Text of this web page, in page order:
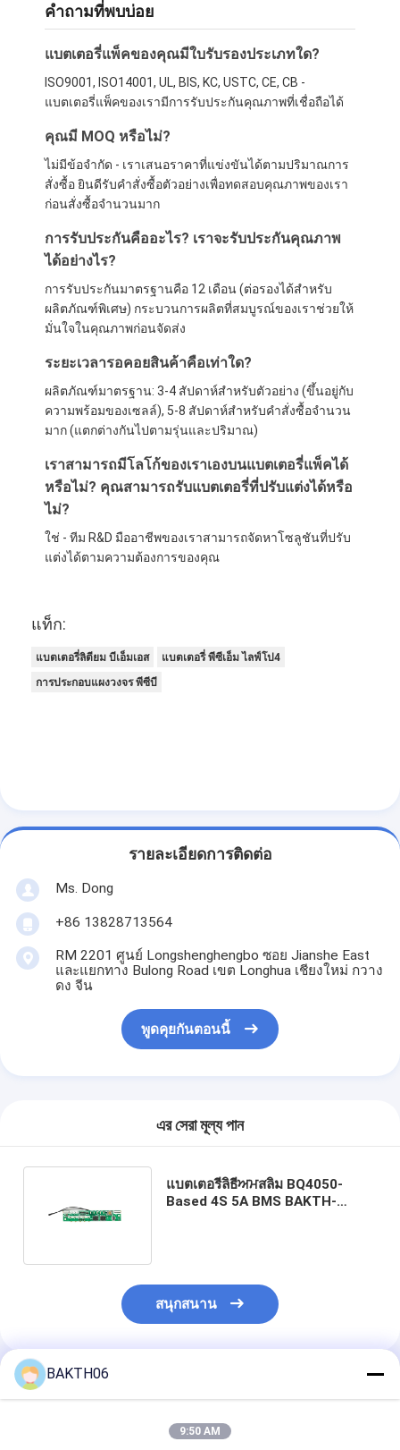
คำถามที่พบบ่อย
แบตเตอรี่แพ็คของคุณมีใบรับรองประเภทใด?
ISO9001, ISO14001, UL, BIS, KC, USTC, CE, CB -
แบตเตอรี่แพ็คของเรามีการรับประกันคุณภาพที่เชื่อถือได้
คุณมี MOQ หรือไม่?
ไม่มีข้อจำกัด - เราเสนอราคาที่แข่งขันได้ตามปริมาณการ
สั่งซื้อ ยินดีรับคำสั่งซื้อตัวอย่างเพื่อทดสอบคุณภาพของเรา
ก่อนสั่งซื้อจำนวนมาก
การรับประกันคืออะไร? เราจะรับประกันคุณภาพ
ได้อย่างไร?
การรับประกันมาตรฐานคือ 12 เดือน (ต่อรองได้สำหรับ
ผลิตภัณฑ์พิเศษ) กระบวนการผลิตที่สมบูรณ์ของเราช่วยให้
มั่นใจในคุณภาพก่อนจัดส่ง
ระยะเวลารอคอยสินค้าคือเท่าใด?
ผลิตภัณฑ์มาตรฐาน: 3-4 สัปดาห์สำหรับตัวอย่าง (ขึ้นอยู่กับ
ความพร้อมของเซลล์), 5-8 สัปดาห์สำหรับคำสั่งซื้อจำนวน
มาก (แตกต่างกันไปตามรุ่นและปริมาณ)
เราสามารถมีโลโก้ของเราเองบนแบตเตอรี่แพ็คได้
หรือไม่? คุณสามารถรับแบตเตอรี่ที่ปรับแต่งได้หรือ
ไม่?
ใช่ - ทีม R&D มืออาชีพของเราสามารถจัดหาโซลูชันที่ปรับ
แต่งได้ตามความต้องการของคุณ
แท็ก:
แบตเตอรี่ลิตียม บีเอ็มเอส
แบตเตอรี่ พีซีเอ็ม ไลฟ์โป4
การประกอบแผงวงจร พีซีบี
รายละเอียดการติดต่อ
Ms. Dong
+86 13828713564
RM 2201 ศูนย์ Longshenghengbo ซอย Jianshe East
และแยกทาง Bulong Road เขต Longhua เชียงใหม่ กวาง
ดง จีน
พูดคุยกันตอนนี้
এর সেরা মূল্য পান
แบตเตอรี่ลิธีਅਮสลิม BQ4050-
Based 4S 5A BMS BAKTH-
สนุกสนาน
แนะนำผลิตภัณฑ์
BAKTH06
9:50 AM